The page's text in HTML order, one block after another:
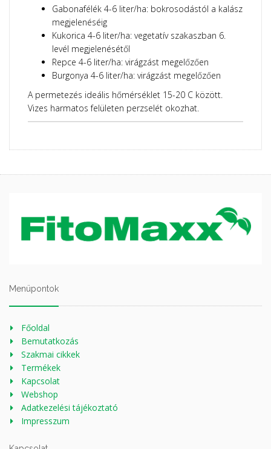
Gabonafélék 4-6 liter/ha: bokrosodástól a kalász
megjelenéséig
Kukorica 4-6 liter/ha: vegetatív szakaszban 6.
levél megjelenésétől
Repce 4-6 liter/ha: virágzást megelőzően
Burgonya 4-6 liter/ha: virágzást megelőzően
A permetezés ideális hőmérséklet 15-20 C között.
Vizes harmatos felületen perzselét okozhat.
Menüpontok
Főoldal
Bemutatkozás
Szakmai cikkek
Termékek
Kapcsolat
Webshop
Adatkezelési tájékoztató
Impresszum